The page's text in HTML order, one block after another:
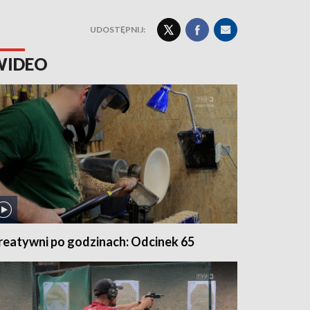
UDOSTĘPNIJ:
po godzinach: Odcinek 65